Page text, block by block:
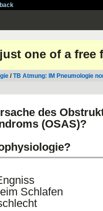
one of a free
/TB Atmung: IM Pneumologie
des
(OSAS)?
Schlafen